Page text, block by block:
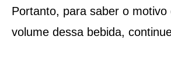
Portanto, para saber o motivo
volume dessa bebida,